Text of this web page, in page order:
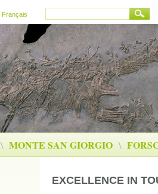
Français
\ MONTE SAN GIORGIO \
EXCELLENCE IN